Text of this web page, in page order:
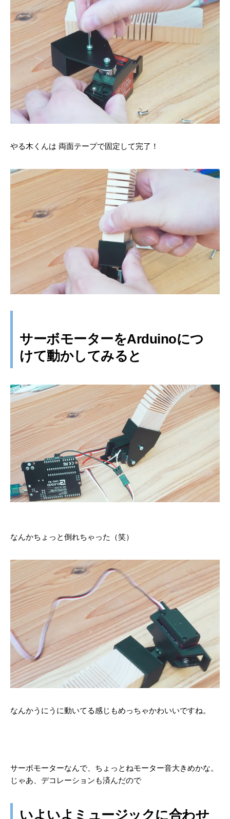
やる木くんは 両面テープで固定して完了！
サーボモーターをArduinoにつ
けて動かしてみると
なんかちょっと倒れちゃった（笑）
なんかうにうに動いてる感じもめっちゃかわいいですね。
サーボモーターなんで、ちょっとねモーター音大きめかな。
じゃあ、デコレーションも済んだので
いよいよミュージックに合わせ